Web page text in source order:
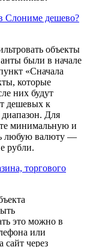
Слониме дешево?
объекты
были в начале
«Сначала
которые
них будут
дешевых к
Для
минимальную и
любую валюту —
рубли.
торгового
это можно в
или
через